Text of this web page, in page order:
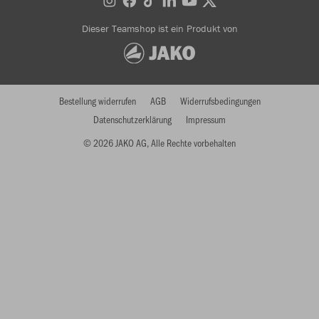
Dieser Teamshop ist ein Produkt von
© 2026 JAKO AG, Alle Rechte vorbehalten
Bestellung widerrufen AGB
Widerrufsbedingungen
Datenschutzerklärung
Impressum